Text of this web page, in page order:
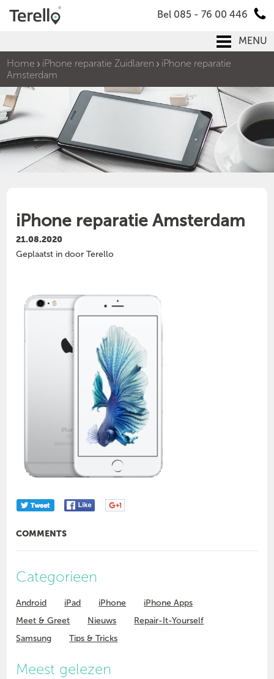
Bel 085 - 76 00 446
MENU
Home
iPhone reparatie Zuidlaren
iPhone reparatie
Amsterdam
iPhone reparatie Amsterdam
21.08.2020
Geplaatst in door Terello
COMMENTS
Categorieen
Android iPad iPhone
iPhone Apps
Meet & Greet
Nieuws
Repair-It-Yourself
Samsung
Tips & Tricks
Meest gelezen